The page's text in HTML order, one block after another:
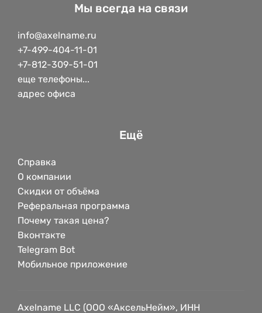
Мы всегда на связи
info@axelname.ru
+7-499-404-11-01
+7-812-309-51-01
еще телефоны...
адрес офиса
Ещё
Справка
О компании
Скидки от объёма
Реферальная программа
Почему такая цена?
Вконтакте
Telegram Bot
Мобильное приложение
Axelname LLC (ООО «АксельНейм», ИНН